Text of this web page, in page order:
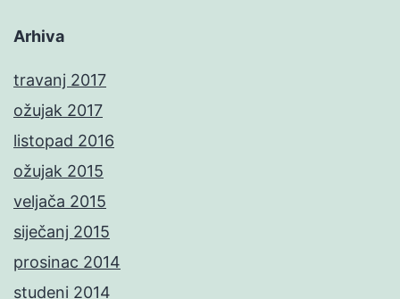
Arhiva
travanj 2017
ožujak 2017
listopad 2016
ožujak 2015
veljača 2015
siječanj 2015
prosinac 2014
studeni 2014